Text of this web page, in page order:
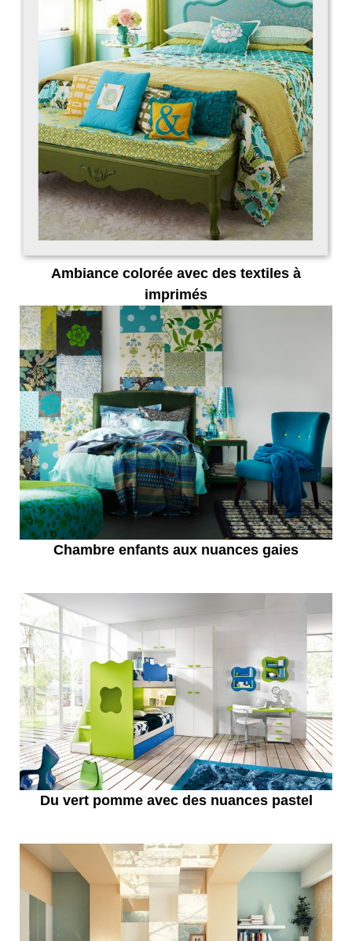
Ambiance colorée avec des textiles à
imprimés
Chambre enfants aux nuances gaies
Du vert pomme avec des nuances pastel